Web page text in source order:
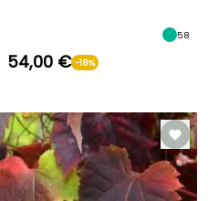
58
54,00 € -18%